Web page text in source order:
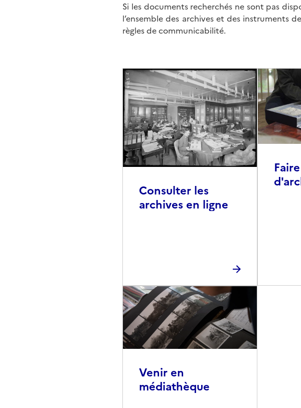
Si les documents recherchés ne sont pas
l’ensemble des archives et des instruments
règles de communicabilité.
Consulter les
archives en ligne
Venir en
médiathèque